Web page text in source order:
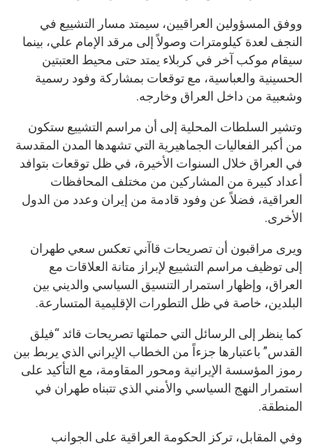
ووفق المسؤولين العراقيين، سيمتد مسار التشييع في
النجف لعدة كيلومترات وصولاً إلى مرقد الإمام علي، بينما
سيقام موكب آخر في كربلاء يمتد حتى محيط العتبتين
الحسينية والعباسية، مع توقعات بمشاركة وفود رسمية
وشعبية من داخل العراق وخارجه.
وتشير السلطات المحلية إلى أن مراسم التشييع ستكون
من أكبر الفعاليات الجماهيرية التي تشهدها المدن المقدسة
في العراق خلال السنوات الأخيرة، في ظل توقعات بتوافد
أعداد كبيرة من المشاركين من مختلف المحافظات
العراقية، فضلاً عن وفود قادمة من إيران وعدد من الدول
الأخرى.
ويرى مراقبون أن تصريحات قاآني تعكس سعي طهران
إلى توظيف مراسم التشييع لإبراز متانة العلاقات مع
العراق، وإظهار استمرار التنسيق السياسي والديني بين
البلدين، خاصة في ظل التطورات الإقليمية المتسارعة.
كما ينظر إلى الرسائل التي حملتها تصريحات قائد “فيلق
القدس” باعتبارها جزءاً من الخطاب الإيراني الذي يربط بين
رموز المؤسسة الإيرانية ومحور المقاومة، مع التأكيد على
استمرار النهج السياسي والأمني الذي تتبناه طهران في
المنطقة.
وفي المقابل، تركز الحكومة العراقية على الجوانب